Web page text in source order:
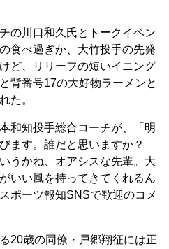
の川口和久氏とトークイベン
食べ過ぎか、大竹投手の先発
ど、リリーフの短いイニング
背番号17の大好物ラーメンと
た。
和知投手総合コーチが、「明
ます。誰だと思いますか？
うかね、オアシスな先輩。大
いい風を持ってきてくれるん
ポーツ報知SNSで歓迎のコメ
20歳の同僚・戸郷翔征には正